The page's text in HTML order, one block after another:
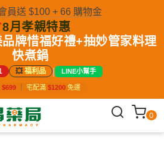
員送 $100 + 66 購物金
8月孝親特惠
牌惜福好禮+抽妙管家料理
快煮鍋
💥福利品 | LINE小幫手
$699 宅配滿 $1200 免運
0